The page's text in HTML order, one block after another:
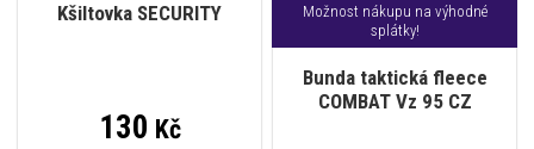
Kšiltovka SECURITY
130 Kč
Možnost nákupu na výhodné
splátky!
Bunda taktická fleece
COMBAT Vz 95 CZ